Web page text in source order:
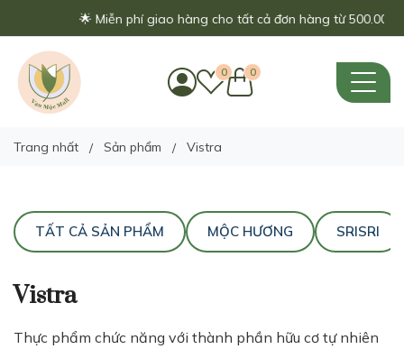
🌟 Miễn phí giao hàng cho tất cả đơn hàng từ 500.000đ -
0 0
Trang nhất Sản phẩm Vistra
TẤT CẢ SẢN PHẨM MỘC HƯƠNG SRISRI
Vistra
Thực phẩm chức năng với thành phần hữu cơ tự nhiên